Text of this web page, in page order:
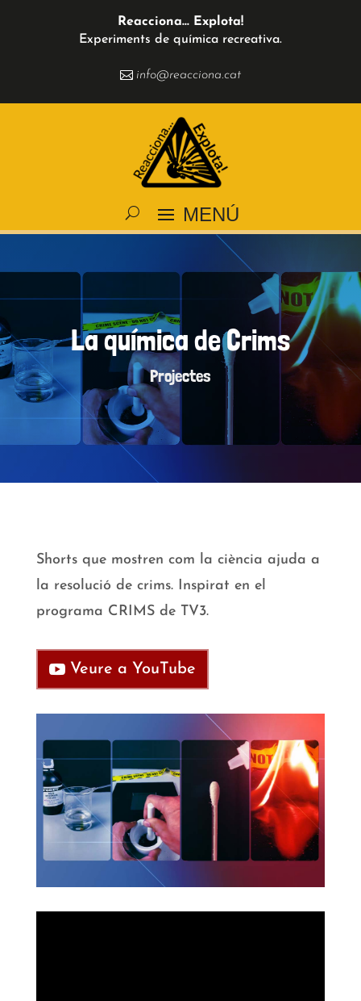
Reacciona... Explota!
Experiments de química recreativa.
info@reacciona.cat
MENÚ
La química de Crims
Projectes
Shorts que mostren com la ciència ajuda a
la resolució de crims. Inspirat en el
programa CRIMS de TV3.
Veure a YouTube